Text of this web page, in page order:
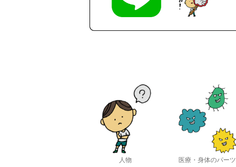
人物 医療・身体のパーツ